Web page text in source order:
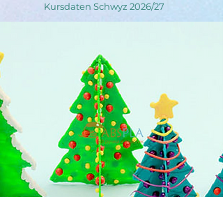
Kursdaten Schwyz 2026/27